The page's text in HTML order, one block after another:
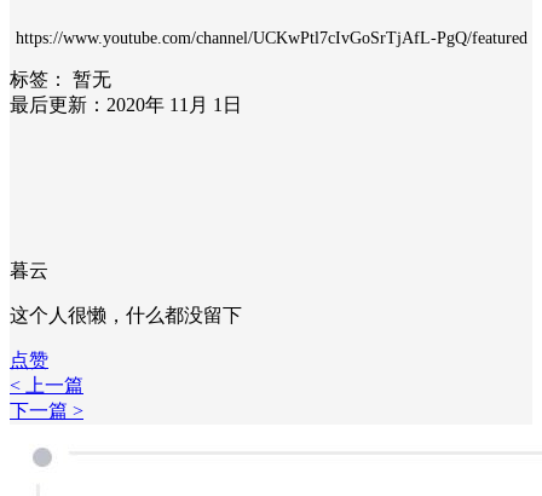
https://www.youtube.com/channel/UCKwPtl7cIvGoSrTjAfL-PgQ/featured
标签：
暂无
最后更新：2020年 11月 1日
暮云
这个人很懒，什么都没留下
点赞
< 上一篇
下一篇 >